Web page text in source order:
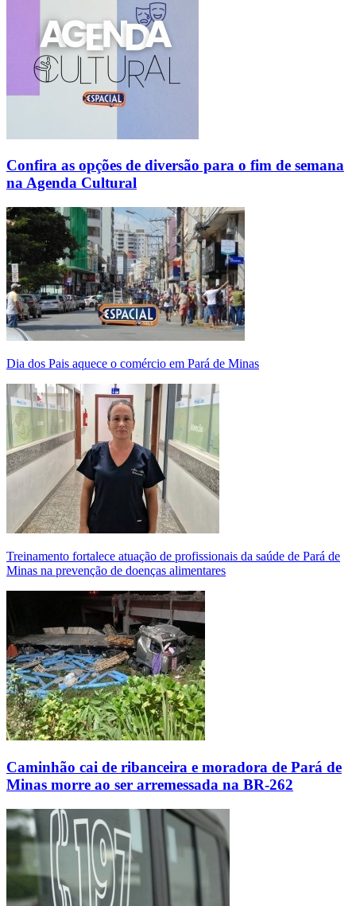
Confira as opções de diversão para o fim de semana
na Agenda Cultural
Dia dos Pais aquece o comércio em Pará de Minas
Treinamento fortalece atuação de profissionais da saúde de Pará de
Minas na prevenção de doenças alimentares
Caminhão cai de ribanceira e moradora de Pará de
Minas morre ao ser arremessada na BR-262